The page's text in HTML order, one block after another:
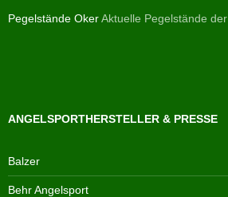
Pegelstände OkerAktuelle Pegelstände
ANGELSPORTHERSTELLER & PRESSE
Balzer
Behr Angelsport